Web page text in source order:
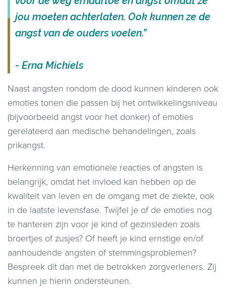
jou moeten achterlaten. Ook kunnen ze de
angst van de ouders voelen.”
- Erna Michiels
Naast angsten rondom de dood kunnen kinderen ook
emoties tonen die passen bij het ontwikkelingsniveau
(bijvoorbeeld angst voor het donker) of emoties
gerelateerd aan medische behandelingen, zoals
prikangst.
Herkenning van emotionele reacties of angsten is
belangrijk, omdat het invloed kan hebben op de
kwaliteit van leven en de omgang met de ziekte, ook
in de laatste levensfase. Twijfel je of de emoties nog
te hanteren zijn voor je kind of gezinsleden zoals
broertjes of zusjes? Of heeft je kind ernstige en/of
aanhoudende angsten of stemmingsproblemen?
Bespreek dit dan met de betrokken zorgverleners. Zij
kunnen je hierin ondersteunen.